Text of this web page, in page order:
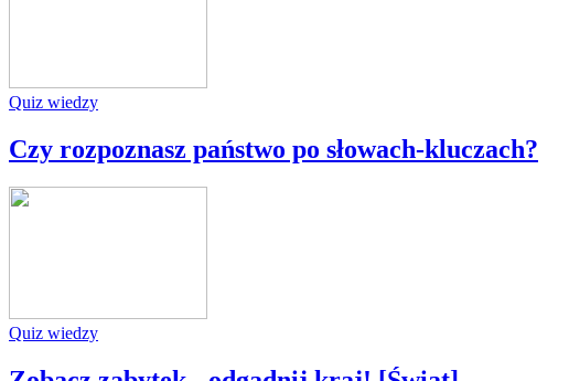
Quiz wiedzy
Czy rozpoznasz państwo po słowach-kluczach?
Quiz wiedzy